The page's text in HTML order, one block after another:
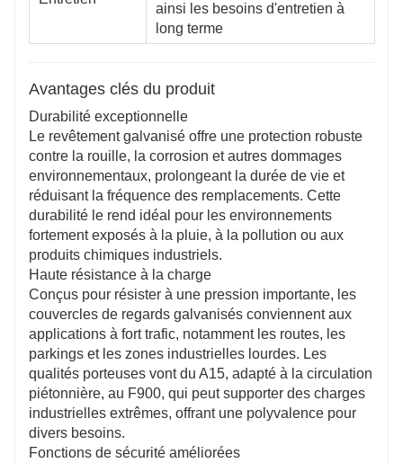
ainsi les besoins d'entretien à
long terme
Avantages clés du produit
Durabilité exceptionnelle
Le revêtement galvanisé offre une protection robuste
contre la rouille, la corrosion et autres dommages
environnementaux, prolongeant la durée de vie et
réduisant la fréquence des remplacements. Cette
durabilité le rend idéal pour les environnements
fortement exposés à la pluie, à la pollution ou aux
produits chimiques industriels.
Haute résistance à la charge
Conçus pour résister à une pression importante, les
couvercles de regards galvanisés conviennent aux
applications à fort trafic, notamment les routes, les
parkings et les zones industrielles lourdes. Les
qualités porteuses vont du A15, adapté à la circulation
piétonnière, au F900, qui peut supporter des charges
industrielles extrêmes, offrant une polyvalence pour
divers besoins.
Fonctions de sécurité améliorées